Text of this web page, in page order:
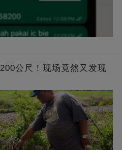
公尺！现场竟然又发现